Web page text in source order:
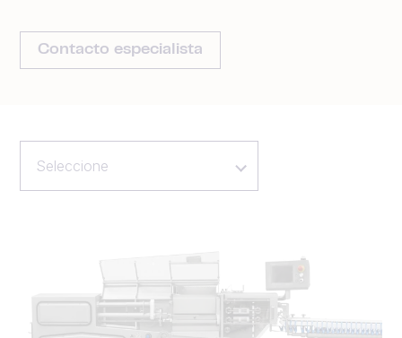
Contacto especialista
Seleccione